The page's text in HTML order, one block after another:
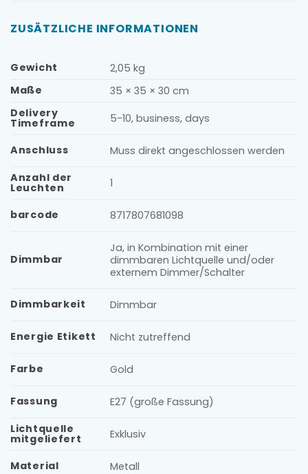
ZUSÄTZLICHE INFORMATIONEN
Gewicht
2,05 kg
Maße
35 × 35 × 30 cm
Delivery
Timeframe 5-10, business, days
Anschluss
Muss direkt angeschlossen werden
Anzahl der
Leuchten 1
barcode 8717807681098
Dimmbar
Ja, in Kombination mit einer
dimmbaren Lichtquelle und/oder
externem Dimmer/Schalter
Dimmbarkeit Dimmbar
Energie Etikett Nicht zutreffend
Farbe Gold
Fassung
E27 (große Fassung)
Lichtquelle
mitgeliefert Exklusiv
Material Metall